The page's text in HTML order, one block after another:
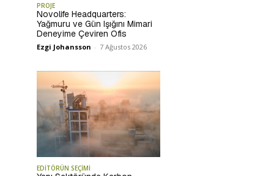
PROJE
Novolife Headquarters:
Yağmuru ve Gün Işığını Mimari
Deneyime Çeviren Ofis
Ezgi Johansson - 7 Ağustos 2026
EDİTÖRÜN SEÇİMİ